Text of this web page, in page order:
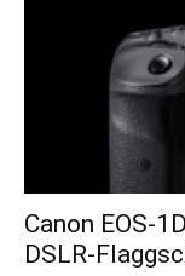
Canon EOS-
DSLR-